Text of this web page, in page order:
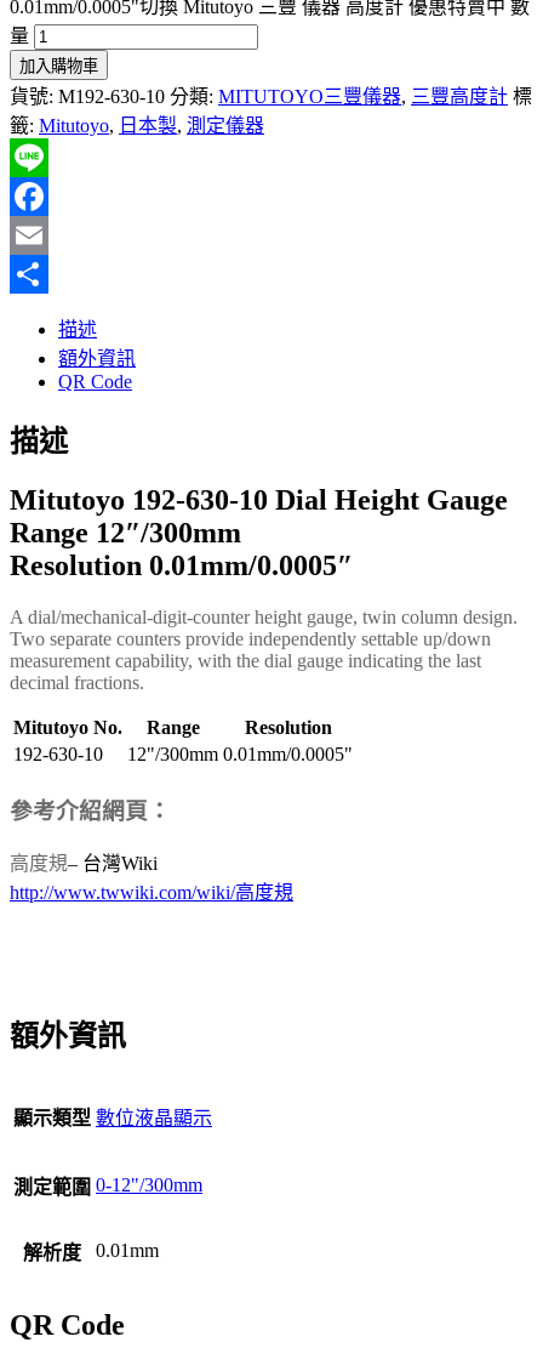
0.01mm/0.0005"切換 Mitutoyo 三豐 儀器 高度計 優惠特賣中 數
量
加入購物車
貨號: M192-630-10 分類: MITUTOYO三豐儀器, 三豐高度計 標
籤: Mitutoyo, 日本製, 測定儀器
Line
Facebook
Email
描述
額外資訊
QR Code
描述
Mitutoyo 192-630-10 Dial Height Gauge
Range 12″/300mm
Resolution 0.01mm/0.0005″
A dial/mechanical-digit-counter height gauge, twin column design.
Two separate counters provide independently settable up/down
measurement capability, with the dial gauge indicating the last
decimal fractions.
Mitutoyo No. Range
Resolution
192-630-10
12"/300mm 0.01mm/0.0005"
參考介紹網頁：
高度規– 台灣Wiki
http://www.twwiki.com/wiki/高度規
額外資訊
顯示類型 數位液晶顯示
測定範圍 0-12"/300mm
解析度 0.01mm
QR Code